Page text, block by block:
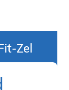
Zel